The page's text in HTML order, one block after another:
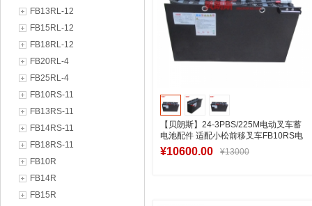
FB13RL-12
FB15RL-12
FB18RL-12
FB20RL-4
FB25RL-4
FB10RS-11
FB13RS-11
FB14RS-11
FB18RS-11
FB10R
FB14R
FB15R
【贝朗斯】24-3PBS/225M电动叉车蓄
电池配件 适配小松前移叉车FB10RS电
池
¥10600.00 ¥13000